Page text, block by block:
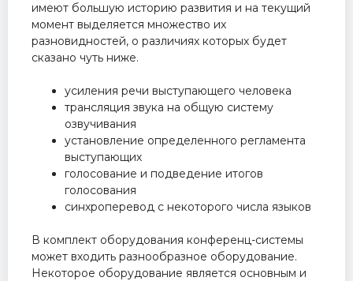
имеют большую историю развития и на текущий
момент выделяется множество их
разновидностей, о различиях которых будет
сказано чуть ниже.
усиления речи выступающего человека
трансляция звука на общую систему
озвучивания
установление определенного регламента
выступающих
голосование и подведение итогов
голосования
синхроперевод с некоторого числа языков
В комплект оборудования конференц-системы
может входить разнообразное оборудование.
Некоторое оборудование является основным и